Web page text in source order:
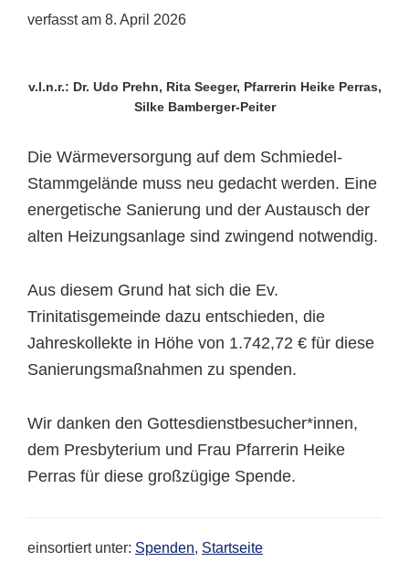
verfasst am 8. April 2026
v.l.n.r.: Dr. Udo Prehn, Rita Seeger, Pfarrerin Heike Perras,
Silke Bamberger-Peiter
Die Wärmeversorgung auf dem Schmiedel-
Stammgelände muss neu gedacht werden. Eine
energetische Sanierung und der Austausch der
alten Heizungsanlage sind zwingend notwendig.
Aus diesem Grund hat sich die Ev.
Trinitatisgemeinde dazu entschieden, die
Jahreskollekte in Höhe von 1.742,72 € für diese
Sanierungsmaßnahmen zu spenden.
Wir danken den Gottesdienstbesucher*innen,
dem Presbyterium und Frau Pfarrerin Heike
Perras für diese großzügige Spende.
einsortiert unter: Spenden, Startseite